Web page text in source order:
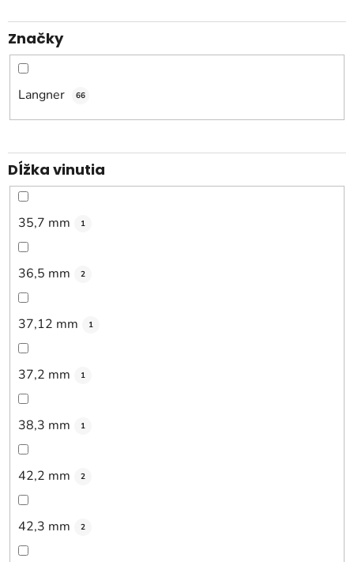
k
t
o
Značky
Langner 66
Dĺžka vinutia
35,7 mm 1
36,5 mm 2
37,12 mm 1
37,2 mm 1
38,3 mm 1
42,2 mm 2
42,3 mm 2